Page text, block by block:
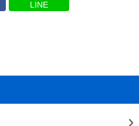
LINE